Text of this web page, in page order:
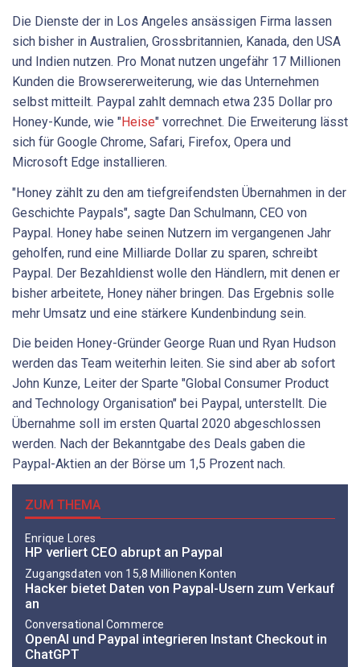
Die Dienste der in Los Angeles ansässigen Firma lassen
sich bisher in Australien, Grossbritannien, Kanada, den USA
und Indien nutzen. Pro Monat nutzen ungefähr 17 Millionen
Kunden die Browsererweiterung, wie das Unternehmen
selbst mitteilt. Paypal zahlt demnach etwa 235 Dollar pro
Honey-Kunde, wie "Heise" vorrechnet. Die Erweiterung lässt
sich für Google Chrome, Safari, Firefox, Opera und
Microsoft Edge installieren.
"Honey zählt zu den am tiefgreifendsten Übernahmen in der
Geschichte Paypals", sagte Dan Schulmann, CEO von
Paypal. Honey habe seinen Nutzern im vergangenen Jahr
geholfen, rund eine Milliarde Dollar zu sparen, schreibt
Paypal. Der Bezahldienst wolle den Händlern, mit denen er
bisher arbeitete, Honey näher bringen. Das Ergebnis solle
mehr Umsatz und eine stärkere Kundenbindung sein.
Die beiden Honey-Gründer George Ruan und Ryan Hudson
werden das Team weiterhin leiten. Sie sind aber ab sofort
John Kunze, Leiter der Sparte "Global Consumer Product
and Technology Organisation" bei Paypal, unterstellt. Die
Übernahme soll im ersten Quartal 2020 abgeschlossen
werden. Nach der Bekanntgabe des Deals gaben die
Paypal-Aktien an der Börse um 1,5 Prozent nach.
ZUM THEMA
Enrique Lores
HP verliert CEO abrupt an Paypal
Zugangsdaten von 15,8 Millionen Konten
Hacker bietet Daten von Paypal-Usern zum Verkauf
an
Conversational Commerce
OpenAI und Paypal integrieren Instant Checkout in
ChatGPT